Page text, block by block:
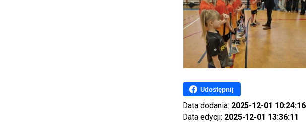
Udostępnij
Data dodania: 2025-12-01 10:24:16
Data edycji: 2025-12-01 13:36:11